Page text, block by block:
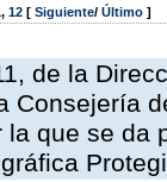
, 12 [ Siguiente/ Último ]
de la
Consejería
la que se